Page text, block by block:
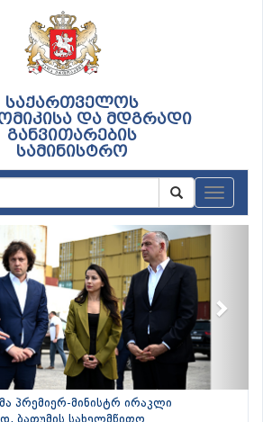
საქართველოს
და მდგრადი
განვითარების
სამინისტრო
პრემიერ-მინისტრ ირაკლი